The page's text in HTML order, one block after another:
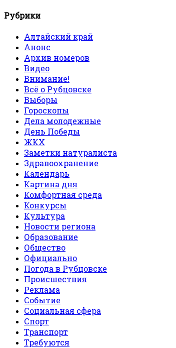
Рубрики
Алтайский край
Анонс
Архив номеров
Видео
Внимание!
Всё о Рубцовске
Выборы
Гороскопы
Дела молодежные
День Победы
ЖКХ
Заметки натуралиста
Здравоохранение
Календарь
Картина дня
Комфортная среда
Конкурсы
Культура
Новости региона
Образование
Общество
Официально
Погода в Рубцовске
Происшествия
Реклама
Событие
Социальная сфера
Спорт
Транспорт
Требуются